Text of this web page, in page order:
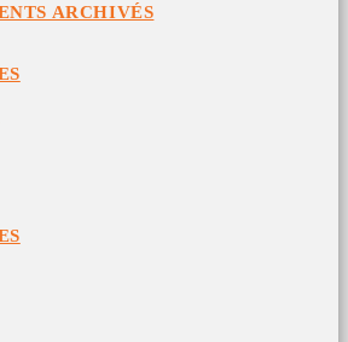
ARCHIVÉS